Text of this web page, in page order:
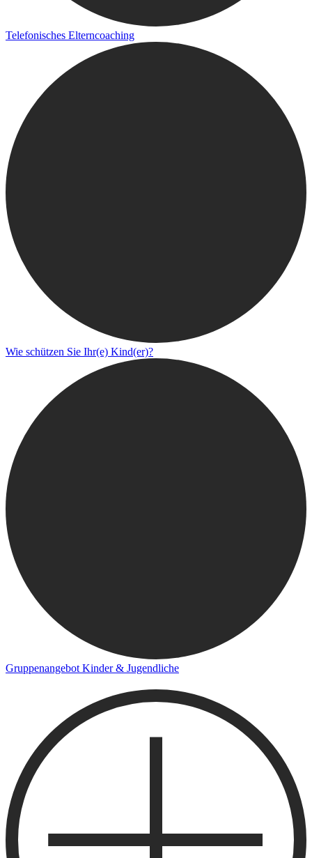
Telefonisches Elterncoaching
Wie schützen Sie Ihr(e) Kind(er)?
Gruppenangebot Kinder & Jugendliche